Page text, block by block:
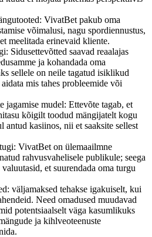
VivatBet pakub oma
võimalusi, nagu spordiennustus,
meelitada erinevaid kliente.
Sidusettevõtted saavad reaalajas
ja kohandada oma
sellele on neile tagatud isiklikud
mis tahes probleemide või
jagamise mudel: Ettevõte tagab, et
kõigilt toodud mängijatelt kogu
antud kasiinos, nii et saaksite sellest
VivatBet on ülemaailmne
rahvusvahelisele publikule; seega
et suurendada oma turgu
väljamaksed tehakse igakuiselt, kui
Need omadused muudavad
potentsiaalselt väga kasumlikuks
ja kihlveoteenuste